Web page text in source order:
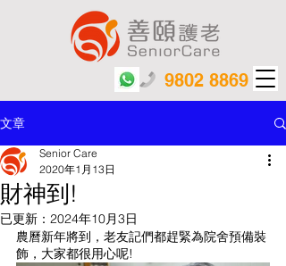
9802 8869
文章
財神到!
Senior Care
2020年1月13日
已更新： 2024年10月3日
農曆新年將到，老友記們都趕緊為院舍預備裝
飾，大家都很用心呢!